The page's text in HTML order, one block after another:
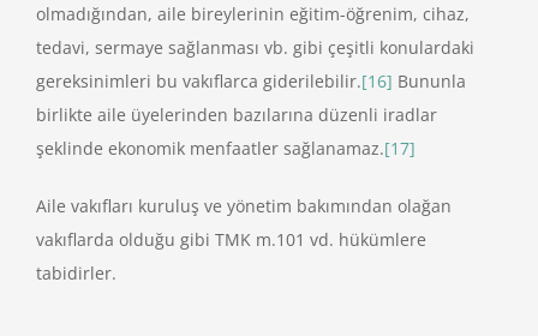
olmadığından, aile bireylerinin eğitim-öğrenim, cihaz,
tedavi, sermaye sağlanması vb. gibi çeşitli konulardaki
gereksinimleri bu vakıflarca giderilebilir.[16] Bununla
birlikte aile üyelerinden bazılarına düzenli iradlar
şeklinde ekonomik menfaatler sağlanamaz.[17]
Aile vakıfları kuruluş ve yönetim bakımından olağan
vakıflarda olduğu gibi TMK m.101 vd. hükümlere
tabidirler.